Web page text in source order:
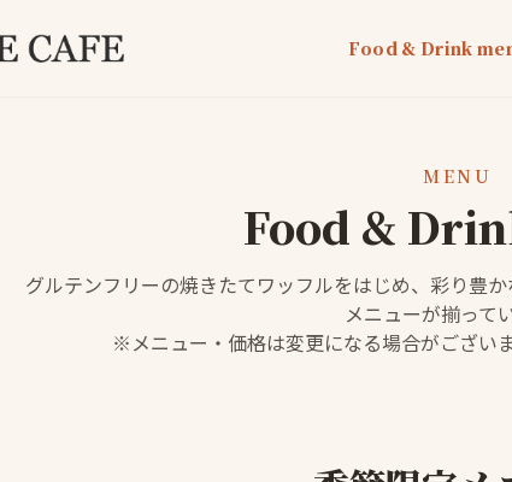
Food & Drink
MENU
Food &
グルテンフリーの焼きたてワッフルをはじめ、彩り豊
メニューが揃って
※メニュー・価格は変更になる場合がござい